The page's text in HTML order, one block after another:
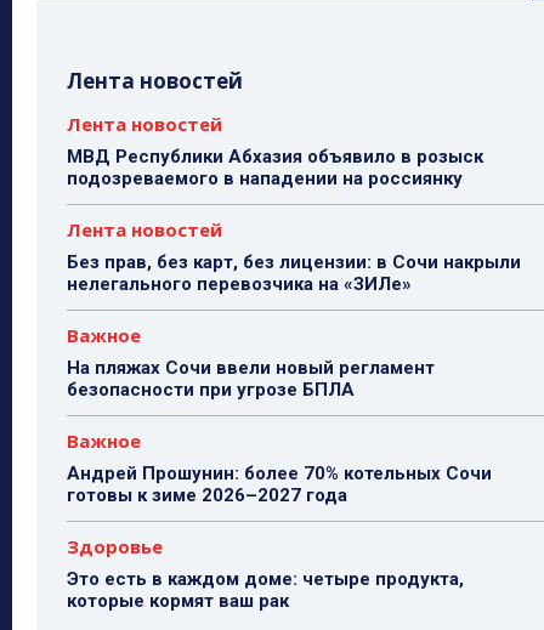
Лента новостей
Лента новостей
МВД Республики Абхазия объявило в розыск
подозреваемого в нападении на россиянку
Лента новостей
Без прав, без карт, без лицензии: в Сочи накрыли
нелегального перевозчика на «ЗИЛе»
Важное
На пляжах Сочи ввели новый регламент
безопасности при угрозе БПЛА
Важное
Андрей Прошунин: более 70% котельных Сочи
готовы к зиме 2026–2027 года
Здоровье
Это есть в каждом доме: четыре продукта,
которые кормят ваш рак